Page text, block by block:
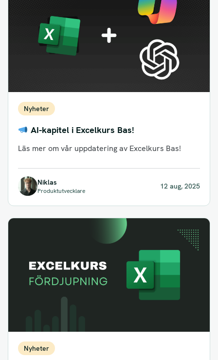
Nyheter
AI-kapitel i Excelkurs Bas!
Läs mer om vår uppdatering av Excelkurs Bas!
Niklas
Produktutvecklare
12 aug, 2025
Nyheter